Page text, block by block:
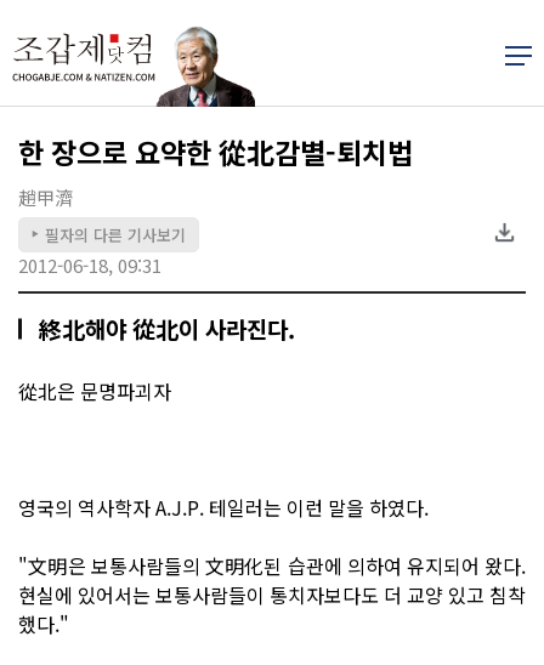
한 장으로 요약한 從北감별-퇴치법
趙甲濟
▶ 필자의 다른 기사보기
2012-06-18, 09:31
終北해야 從北이 사라진다.
從北은 문명파괴자
영국의 역사학자 A.J.P. 테일러는 이런 말을 하였다.
"文明은 보통사람들의 文明化된 습관에 의하여 유지되어 왔다.
현실에 있어서는 보통사람들이 통치자보다도 더 교양 있고 침착
했다."